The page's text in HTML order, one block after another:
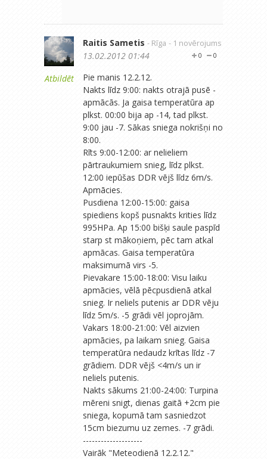
Atbildēt
Raitis Sametis - Rīga - 1 novērojums
0
0
13.02.2012 01:44
Pie manis 12.2.12.
Nakts līdz 9:00: nakts otrajā pusē -
apmācās. Ja gaisa temperatūra ap
plkst. 00:00 bija ap -14, tad plkst.
9:00 jau -7. Sākas sniega nokrišņi no
8:00.
Rīts 9:00-12:00: ar nelieliem
pārtraukumiem snieg, līdz plkst.
12:00 iepūšas DDR vējš līdz 6m/s.
Apmācies.
Pusdiena 12:00-15:00: gaisa
spiediens kopš pusnakts krities līdz
995HPa. Ap 15:00 bišķi saule paspīd
starp st mākoņiem, pēc tam atkal
apmācas. Gaisa temperatūra
maksimumā virs -5.
Pievakare 15:00-18:00: Visu laiku
apmācies, vēlā pēcpusdienā atkal
snieg. Ir neliels putenis ar DDR vēju
līdz 5m/s. -5 grādi vēl joprojām.
Vakars 18:00-21:00: Vēl aizvien
apmācies, pa laikam snieg. Gaisa
temperatūra nedaudz krītas līdz -7
grādiem. DDR vējš <4m/s un ir
neliels putenis.
Nakts sākums 21:00-24:00: Turpina
mēreni snigt, dienas gaitā +2cm pie
sniega, kopumā tam sasniedzot
15cm biezumu uz zemes. -7 grādi.
--------------------
Vairāk "Meteodienā 12.2.12."